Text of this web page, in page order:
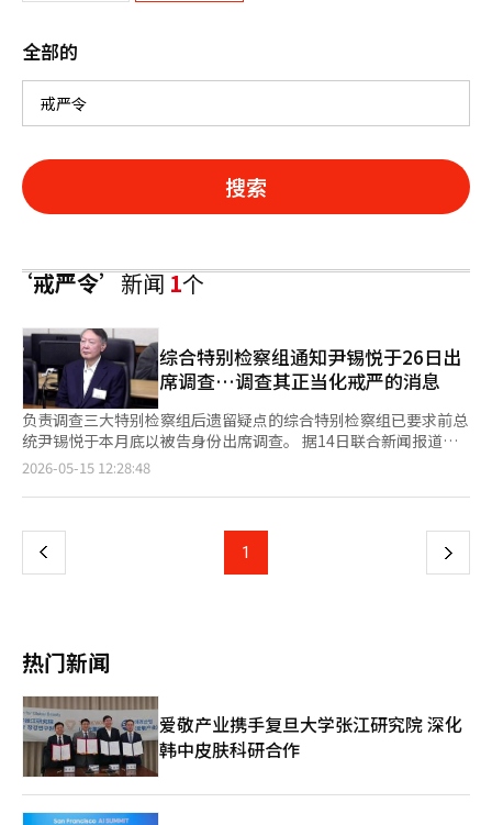
全部的
搜索
‘戒严令’新闻1个
综合特别检察组通知尹锡悦于26日出
席调查…调查其正当化戒严的消息
负责调查三大特别检察组后遗留疑点的综合特别检察组已要求前总
统尹锡悦于本月底以被告身份出席调查。 据14日联合新闻报道，
第二次综合特别检察组计划就尹前总统的职权滥用和妨碍权利行使
国家安全室和外交部向美国等友好国家传达了有关戒严正当性的消
主”，“尹锡悦总统坚持与反对北朝鲜的左派和反美主义作斗争的
先以被告身份传唤前国家安全室第一副室长金泰效进行调查。※
本报道经人工智能（AI）系统翻译与编辑。
2026-05-15 12:28:48
上
页
1 下
热门新闻
爱敬产业携手复旦大学张江研究院 深化
韩中皮肤科研合作